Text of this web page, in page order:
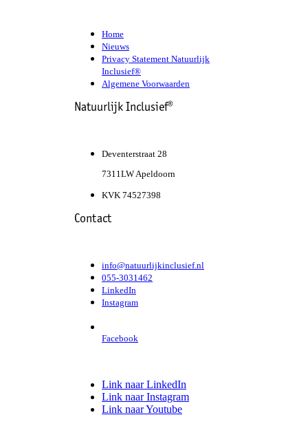
Home
Nieuws
Privacy Statement Natuurlijk
Inclusief®
Algemene Voorwaarden
Natuurlijk Inclusief®
Deventerstraat 28
7311LW Apeldoorn
KVK 74527398
Contact
info@natuurlijkinclusief.nl
055-3031462
LinkedIn
Instagram
Facebook
Link naar LinkedIn
Link naar Instagram
Link naar Youtube